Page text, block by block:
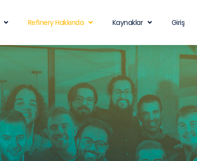
Refinery Hakkında Kaynaklar Giriş